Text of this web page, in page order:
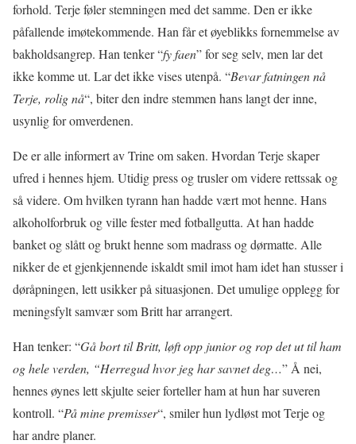
forhold. Terje føler stemningen med det samme. Den er ikke
påfallende imøtekommende. Han får et øyeblikks fornemmelse av
bakholdsangrep. Han tenker “fy faen” for seg selv, men lar det
ikke komme ut. Lar det ikke vises utenpå. “Bevar fatningen nå
Terje, rolig nå“, biter den indre stemmen hans langt der inne,
usynlig for omverdenen.
De er alle informert av Trine om saken. Hvordan Terje skaper
ufred i hennes hjem. Utidig press og trusler om videre rettssak og
så videre. Om hvilken tyrann han hadde vært mot henne. Hans
alkoholforbruk og ville fester med fotballgutta. At han hadde
banket og slått og brukt henne som madrass og dørmatte. Alle
nikker de et gjenkjennende iskaldt smil imot ham idet han stusser i
døråpningen, lett usikker på situasjonen. Det umulige opplegg for
meningsfylt samvær som Britt har arrangert.
Han tenker: “Gå bort til Britt, løft opp junior og rop det ut til ham
og hele verden, “Herregud hvor jeg har savnet deg…” Å nei,
hennes øynes lett skjulte seier forteller ham at hun har suveren
kontroll. “På mine premisser“, smiler hun lydløst mot Terje og
har andre planer.